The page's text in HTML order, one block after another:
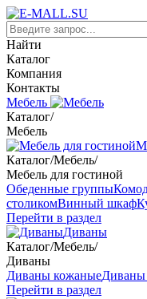
Найти
Каталог
Компания
Контакты
Мебель
Каталог/
Мебель
Каталог/Мебель/
Мебель для гостиной
Обеденные группы
столикомВинный шкаф
Перейти в раздел
Диваны
Каталог/Мебель/
Диваны
Диваны кожаныеДиваны
Перейти в раздел